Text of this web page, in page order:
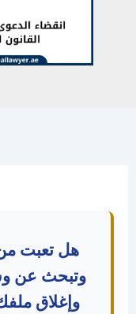
هل تعبت من
وتبحث عن وسيلة
وإغلاق ملفك